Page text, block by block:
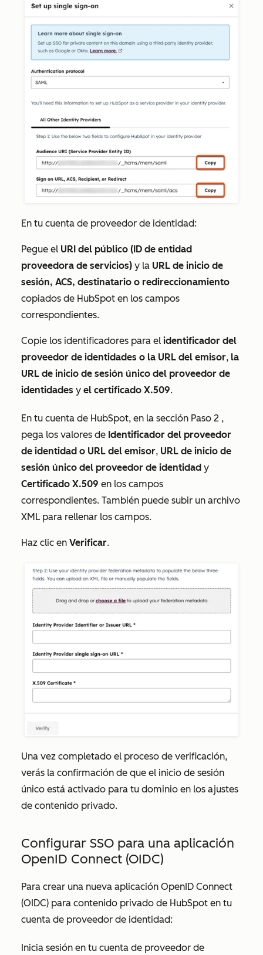
En tu cuenta de proveedor de identidad:
Pegue el URI del público (ID de entidad
proveedora de servicios) y la URL de inicio de
sesión, ACS, destinatario o redireccionamiento
copiados de HubSpot en los campos
correspondientes.
Copie los identificadores para el identificador del
proveedor de identidades o la URL del emisor, la
URL de inicio de sesión único del proveedor de
identidades y el certificado X.509.
En tu cuenta de HubSpot, en la sección Paso 2 ,
pega los valores de Identificador del proveedor
de identidad o URL del emisor, URL de inicio de
sesión único del proveedor de identidad y
Certificado X.509 en los campos
correspondientes. También puede subir un archivo
XML para rellenar los campos.
Haz clic en Verificar.
Una vez completado el proceso de verificación,
verás la confirmación de que el inicio de sesión
único está activado para tu dominio en los ajustes
de contenido privado.
Configurar SSO para una aplicación
OpenID Connect (OIDC)
Para crear una nueva aplicación OpenID Connect
(OIDC) para contenido privado de HubSpot en tu
cuenta de proveedor de identidad:
Inicia sesión en tu cuenta de proveedor de